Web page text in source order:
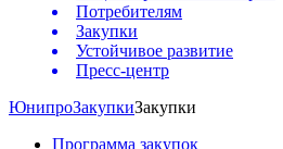
Потребителям
Закупки
Устойчивое развитие
Пресс-центр
ЮнипроЗакупкиЗакупки
Программа закупок